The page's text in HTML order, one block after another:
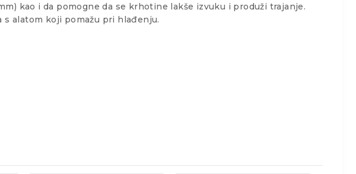
kao i da pomogne da se krhotine lakše izvuku i produži trajanje.
alatom koji pomažu pri hlađenju.